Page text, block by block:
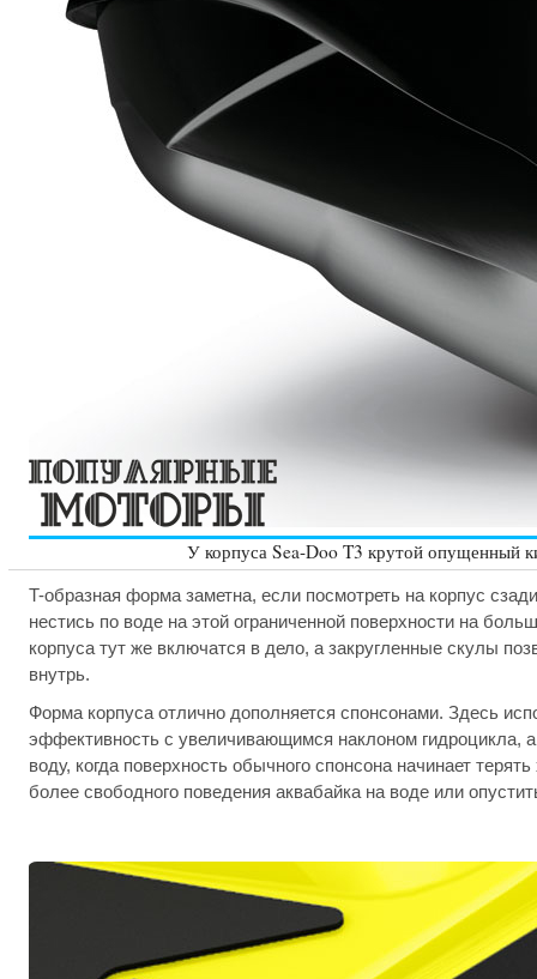
У корпуса Sea-Doo T3 крутой опущенный
T-образная форма заметна, если посмотреть на корпус
нестись по воде на этой ограниченной поверхности на
корпуса тут же включатся в дело, а закругленные скулы
внутрь.
Форма корпуса отлично дополняется спонсонами. Здесь
эффективность с увеличивающимся наклоном
воду, когда поверхность обычного спонсона начинает
более свободного поведения аквабайка на воде или